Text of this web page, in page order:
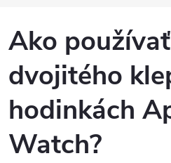
Ako
dvojitého
hodinkách
Watch?